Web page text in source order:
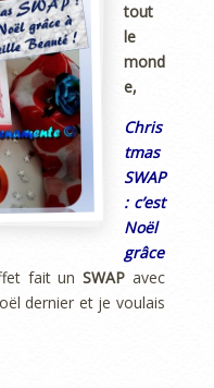
tout
le
mond
e,
Chris
tmas
SWAP
: c’est
Noël
grâce
fait unSWAP avec
dernier et je voulais